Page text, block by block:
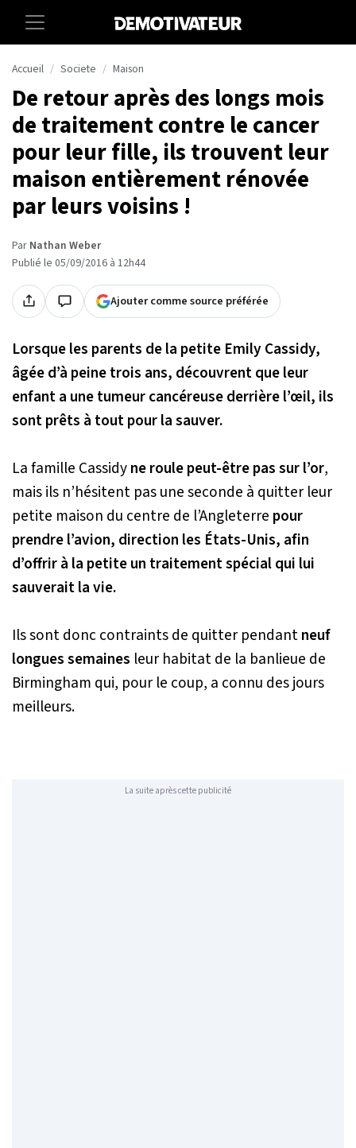
Accueil Societe Maison
De retour après des longs mois
de traitement contre le cancer
pour leur fille, ils trouvent leur
maison entièrement rénovée
par leurs voisins !
Par Nathan Weber
Publié le 05/09/2016 à 12h44
Ajouter comme source préférée
Lorsque les parents de la petite Emily Cassidy,
âgée d’à peine trois ans, découvrent que leur
enfant a une tumeur cancéreuse derrière l’œil, ils
sont prêts à tout pour la sauver.
La famille Cassidyne roule peut-être pas sur l’or,
mais ils n’hésitent pas une seconde à quitter leur
petite maison du centre de l’Angleterre pour
prendre l’avion, direction les États-Unis, afin
d’offrir à la petite un traitement spécial qui lui
sauverait la vie.
Ils sont donc contraints de quitter pendantneuf
longues semaines leur habitat de la banlieue de
Birmingham qui, pour le coup, a connu des jours
meilleurs.
La suite après cette publicité